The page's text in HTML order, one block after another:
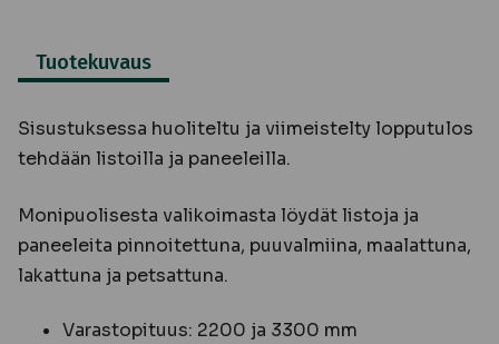
Tuotekuvaus
Sisustuksessa huoliteltu ja viimeistelty lopputulos
tehdään listoilla ja paneeleilla.
Monipuolisesta valikoimasta löydät listoja ja
paneeleita pinnoitettuna, puuvalmiina, maalattuna,
lakattuna ja petsattuna.
Varastopituus: 2200 ja 3300 mm